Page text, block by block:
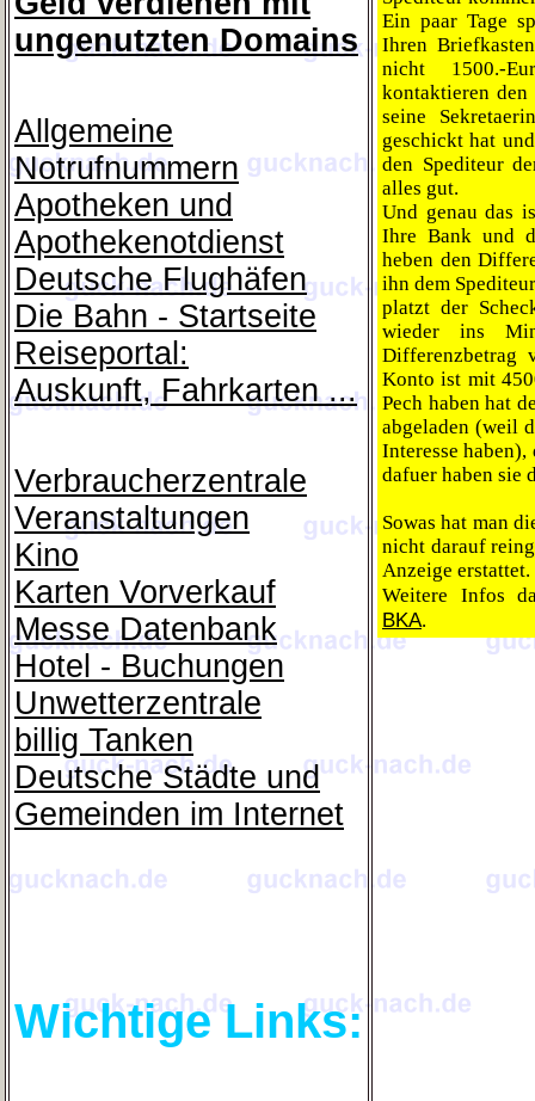
ungenutzten Domains
Allgemeine
Notrufnummern
Apotheken und
Apothekenotdienst
Deutsche Flughäfen
Die Bahn - Startseite
Reiseportal:
Auskunft, Fahrkarten ...
Verbraucherzentrale
Veranstaltungen
Kino
Karten Vorverkauf
Messe Datenbank
Hotel - Buchungen
Unwetterzentrale
billig Tanken
Deutsche Städte und
Gemeinden im Internet
Wichtige Links:
Ein paar Tage
Ihren
nicht 1500.-
kontaktieren
seine
geschickt hat
den Spediteur
alles gut.
Und genau das
Ihre Bank und
heben den
ihn dem
platzt der
wieder ins
Differenzbetrag
Konto ist mit
Pech haben hat
abgeladen (weil
Interesse
dafuer haben sie
Sowas hat man
nicht darauf
Anzeige erstattet.
Weitere Infos
BKA.